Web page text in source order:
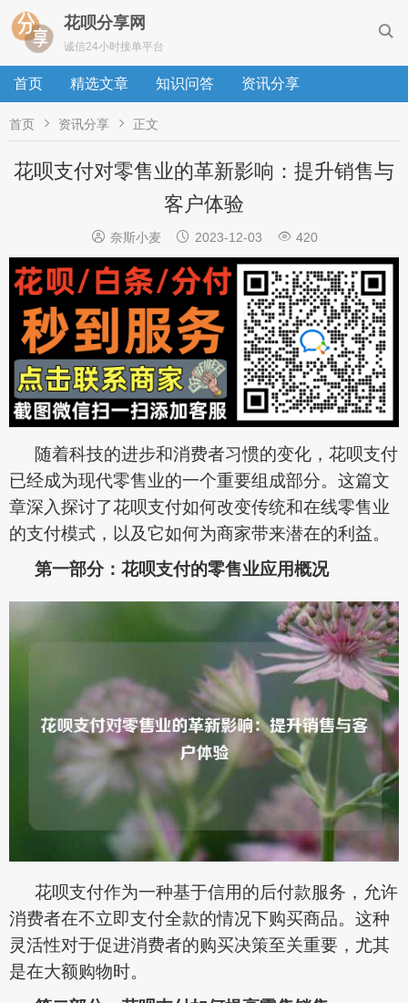

花呗分享网
诚信24小时接单平台
首页 精选文章 知识问答 资讯分享
首页  资讯分享  正文
花呗支付对零售业的革新影响：提升销售与
客户体验
 奈斯小麦  2023-12-03  420
随着科技的进步和消费者习惯的变化，花呗支付
已经成为现代零售业的一个重要组成部分。这篇文
章深入探讨了花呗支付如何改变传统和在线零售业
的支付模式，以及它如何为商家带来潜在的利益。
第一部分：花呗支付的零售业应用概况
花呗支付作为一种基于信用的后付款服务，允许
消费者在不立即支付全款的情况下购买商品。这种
灵活性对于促进消费者的购买决策至关重要，尤其
是在大额购物时。